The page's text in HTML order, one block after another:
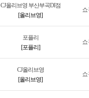
CJ올리브영 부산부곡DI점
[올리브영]
포플리
[포플리]
CJ올리브영
[올리브영]